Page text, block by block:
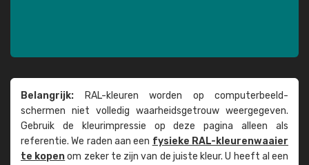
Belangrijk: RAL-kleuren worden op computer­beeld­
schermen niet volledig waarheids­­getrouw weer­gegeven.
Gebruik de kleur­impressie op deze pagina alleen als
referentie. We raden aan een fysieke RAL-kleuren­waaier
te kopenom zeker te zijn van de juiste kleur. U heeft al een